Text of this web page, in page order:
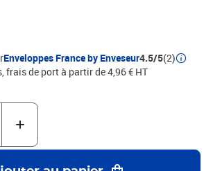
Enveloppes France by Enveseur4.5/5(2)
frais de port à partir de 4,96 € HT